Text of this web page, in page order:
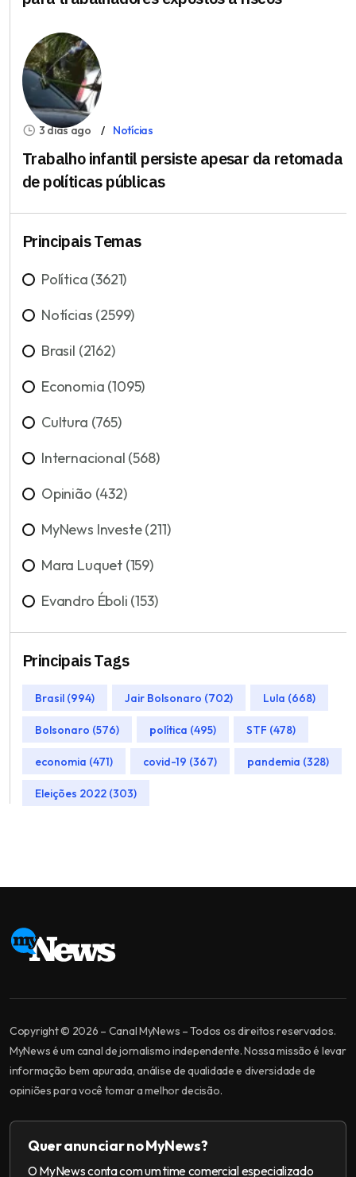
3 dias ago Notícias
Trabalho infantil persiste apesar da retomada
de políticas públicas
Principais Temas
Política (3621)
Notícias (2599)
Brasil (2162)
Economia (1095)
Cultura (765)
Internacional (568)
Opinião (432)
MyNews Investe (211)
Mara Luquet (159)
Evandro Éboli (153)
Principais Tags
Brasil (994) Jair Bolsonaro (702) Lula (668)
Bolsonaro (576) política (495) STF (478)
economia (471) covid-19 (367) pandemia (328)
Eleições 2022 (303)
Copyright © 2026 – Canal MyNews – Todos os direitos reservados.
MyNews é um canal de jornalismo independente. Nossa missão é levar
informação bem apurada, análise de qualidade e diversidade de
opiniões para você tomar a melhor decisão.
Quer anunciar no MyNews?
O MyNews conta com um time comercial especializado